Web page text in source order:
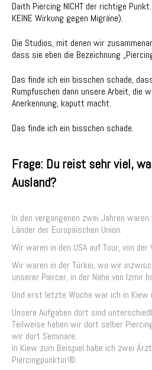
Daith Piercing NICHT der richtige
KEINE Wirkung gegen Migräne).
Die Studios, mit denen wir
dass sie eben die Bezeichnung
Das finde ich ein bisschen schade,
Rumpfuschen dann unsere Arbeit, die
Anerkennung, kaputt macht.
Das finde ich ein bisschen schade.
Frage: Du reist sehr viel,
Ausland?
In den vergangenen zwei Jahren
Länder der Europäischen Union.
Wir waren in den USA auf Tour, von
Wir waren in der Türkei, wo wir
unserer Piercer, in der Nähe von Izmir
Und erst letzte Woche war ich in Kiew
Unsere Aufgaben dort sind
Teilweise haben wir dort selber
wir dort Seminare.
In Kiew zum Beispiel habe ich zwei
Piercingpunktur®.